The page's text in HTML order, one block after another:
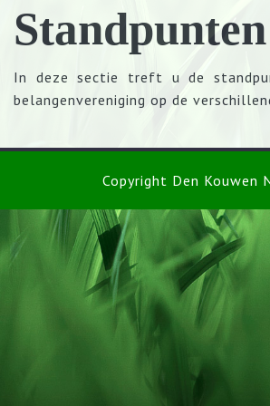
Standpunten
In deze sectie treft u de
belangenvereniging op de
Copyright Den Kouwen